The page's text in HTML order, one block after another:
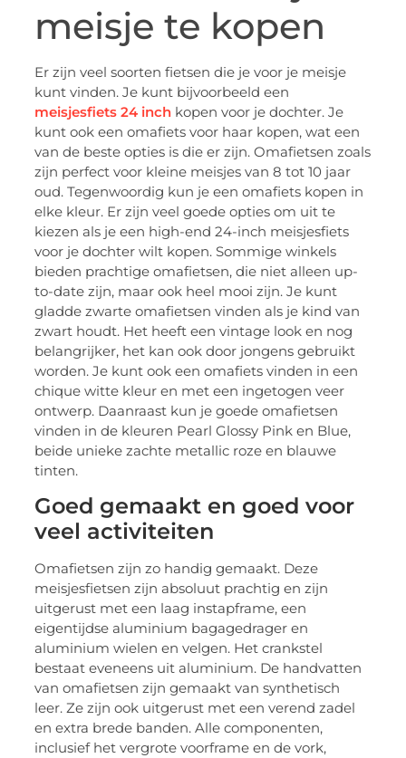
meisje te kopen
Er zijn veel soorten fietsen die je voor je meisje
kunt vinden. Je kunt bijvoorbeeld een
meisjesfiets 24 inch kopen voor je dochter. Je
kunt ook een omafiets voor haar kopen, wat een
van de beste opties is die er zijn. Omafietsen zoals
zijn perfect voor kleine meisjes van 8 tot 10 jaar
oud. Tegenwoordig kun je een omafiets kopen in
elke kleur. Er zijn veel goede opties om uit te
kiezen als je een high-end 24-inch meisjesfiets
voor je dochter wilt kopen. Sommige winkels
bieden prachtige omafietsen, die niet alleen up-
to-date zijn, maar ook heel mooi zijn. Je kunt
gladde zwarte omafietsen vinden als je kind van
zwart houdt. Het heeft een vintage look en nog
belangrijker, het kan ook door jongens gebruikt
worden. Je kunt ook een omafiets vinden in een
chique witte kleur en met een ingetogen veer
ontwerp. Daanraast kun je goede omafietsen
vinden in de kleuren Pearl Glossy Pink en Blue,
beide unieke zachte metallic roze en blauwe
tinten.
Goed gemaakt en goed voor
veel activiteiten
Omafietsen zijn zo handig gemaakt. Deze
meisjesfietsen zijn absoluut prachtig en zijn
uitgerust met een laag instapframe, een
eigentijdse aluminium bagagedrager en
aluminium wielen en velgen. Het crankstel
bestaat eveneens uit aluminium. De handvatten
van omafietsen zijn gemaakt van synthetisch
leer. Ze zijn ook uitgerust met een verend zadel
en extra brede banden. Alle componenten,
inclusief het vergrote voorframe en de vork,